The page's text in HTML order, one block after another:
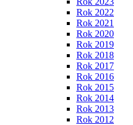
Rok 2022
Rok 2021
Rok 2020
Rok 2019
Rok 2018
Rok 2017
Rok 2016
Rok 2015
Rok 2014
Rok 2013
Rok 2012